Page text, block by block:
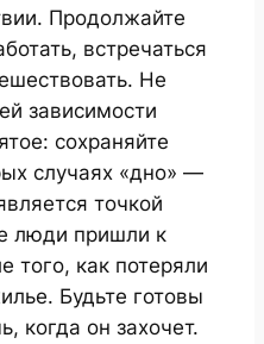
Продолжайте
встречаться
Не
зависимости
сохраняйте
случаях «дно» —
точкой
люди пришли к
того, как потеряли
Будьте готовы
когда он захочет.